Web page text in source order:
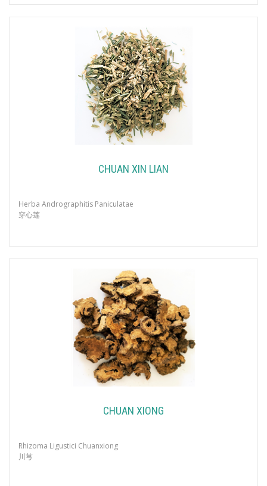
CHUAN XIN LIAN
Herba Andrographitis Paniculatae
穿心莲
CHUAN XIONG
Rhizoma Ligustici Chuanxiong
川芎